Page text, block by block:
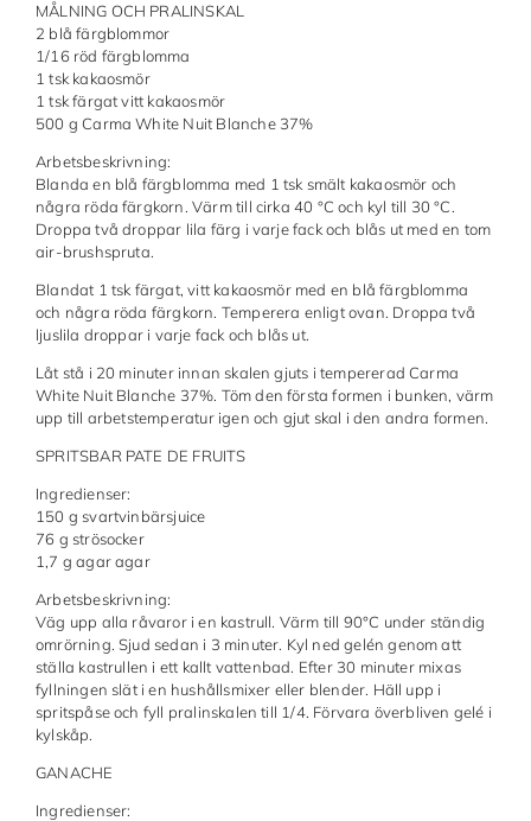
Verktyg
Överföringsark
Övriga råvaror
VARUMÄRKEN
Cacao Barry
Callebaut
Chocolate World
Chocovic
Malmö Chokladfabrik
Martellato
Matfer Bourgeat
Nora Chokladskola
Original Beans
Chokladfackhandel AB.
MÅLNING OCH PRALINSKAL
2 blå färgblommor
1/16 röd färgblomma
1 tsk kakaosmör
1 tsk färgat vitt kakaosmör
500 g Carma White Nuit Blanche 37%
Arbetsbeskrivning:
Blanda en blå färgblomma med 1 tsk smält kakaosmör och
några röda färgkorn. Värm till cirka 40 °C och kyl till 30 °C.
Droppa två droppar lila färg i varje fack och blås ut med en tom
air-brushspruta.
Blandat 1 tsk färgat, vitt kakaosmör med en blå färgblomma
och några röda färgkorn. Temperera enligt ovan. Droppa två
ljuslila droppar i varje fack och blås ut.
Låt stå i 20 minuter innan skalen gjuts i tempererad Carma
White Nuit Blanche 37%. Töm den första formen i bunken, värm
upp till arbetstemperatur igen och gjut skal i den andra formen.
SPRITSBAR PATE DE FRUITS
Ingredienser:
150 g svartvinbärsjuice
76 g strösocker
1,7 g agar agar
Arbetsbeskrivning:
Väg upp alla råvaror i en kastrull. Värm till 90°C under ständig
omrörning. Sjud sedan i 3 minuter. Kyl ned gelén genom att
ställa kastrullen i ett kallt vattenbad. Efter 30 minuter mixas
fyllningen slät i en hushållsmixer eller blender. Häll upp i
spritspåse och fyll pralinskalen till 1/4. Förvara överbliven gelé i
kylskåp.
GANACHE
Ingredienser: